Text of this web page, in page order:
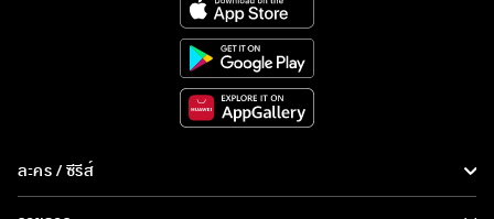
ละคร / ซีรีส์